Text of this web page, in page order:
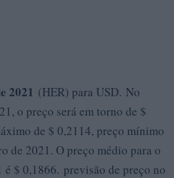
2021 (HER) para USD. No
o preço será em torno de $
de $ 0,2114, preço mínimo
de 2021. O preço médio para o
é $ 0,1866. previsão de preço no